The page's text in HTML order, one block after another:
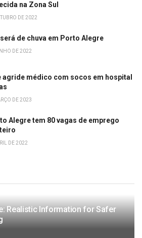
na Zona Sul
DE 2022
de chuva em Porto Alegre
DE 2022
agride médico com socos em hospital
DE 2023
Alegre tem 80 vagas de emprego
DE 2022
Realistic Information for Safer